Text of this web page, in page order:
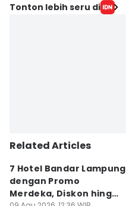
Tonton lebih seru di
Related Articles
7 Hotel Bandar Lampung
dengan Promo
Merdeka, Diskon hingga